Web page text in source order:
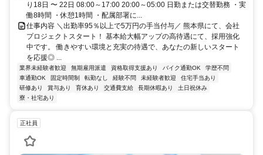
り18日 〜 22日 08:00～17:00 20:00～05:00 日勤または交替勤務 ・実
働8時間 ・休憩1時間 ・配属部署に...
仕事内容 ＼出勤率95％以上で5万円の手当付与／ 熊本県にて、会社
プロジェクトスタート！ 基本給大幅アップの高待遇にて、採用強化
中です。 働きやすい環境と充実の待遇で、あなたの新しいスタート
を応援◎ ...
業界未経験者歓迎 無期雇用派遣 資格取得支援あり バイク通勤OK
学歴不問
車通勤OK
固定時間制 転勤なし 経験不問 未経験者歓迎
住宅手当あり
研修あり
賞与あり 育休あり 交通費支給 長期休暇あり
土日祝休み
寮・社宅あり
正社員